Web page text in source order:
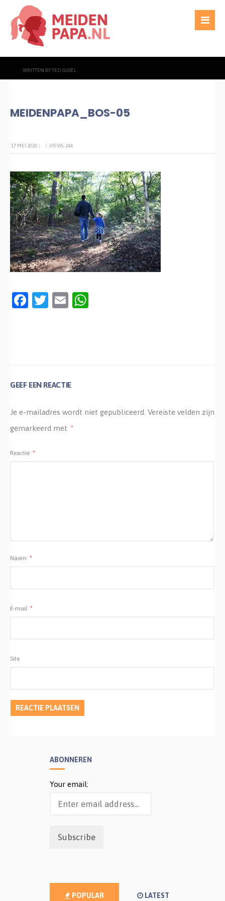
WRITTEN BYTED GIJSEL
MEIDENPAPA_BOS-05
17 MEI 2020 | | VIEWS: 244
Facebook
Twitter
Email
GEEF EEN REACTIE
Je e-mailadres wordt niet gepubliceerd. Vereiste velden zijn
gemarkeerd met *
Reactie *
Naam *
E-mail *
Site
ABONNEREN
Your email:
POPULAR LATEST